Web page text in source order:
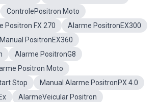
ControlePositron Moto
Positron FX 270
Alarme PositronEX300
Manual PositronEX360
Alarme PositronG8
Positron Moto
Stop
Manual Alarme PositronPX 4.0
AlarmeVeicular Positron